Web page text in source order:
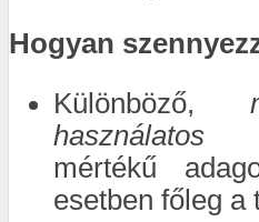
Hogyan
Különböző,
használatos
mértékű
esetben főleg a